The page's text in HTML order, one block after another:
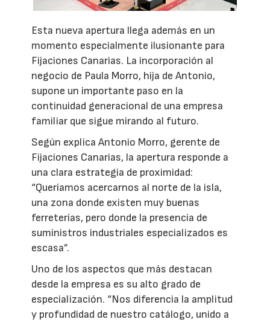
Esta nueva apertura llega además en un
momento especialmente ilusionante para
Fijaciones Canarias. La incorporación al
negocio de Paula Morro, hija de Antonio,
supone un importante paso en la
continuidad generacional de una empresa
familiar que sigue mirando al futuro.
Según explica Antonio Morro, gerente de
Fijaciones Canarias, la apertura responde a
una clara estrategia de proximidad:
“Queríamos acercarnos al norte de la isla,
una zona donde existen muy buenas
ferreterías, pero donde la presencia de
suministros industriales especializados es
escasa”.
Uno de los aspectos que más destacan
desde la empresa es su alto grado de
especialización. “Nos diferencia la amplitud
y profundidad de nuestro catálogo, unido a